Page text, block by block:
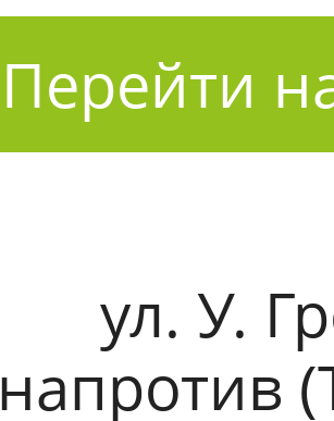
Перейти
ул. У.
напротив